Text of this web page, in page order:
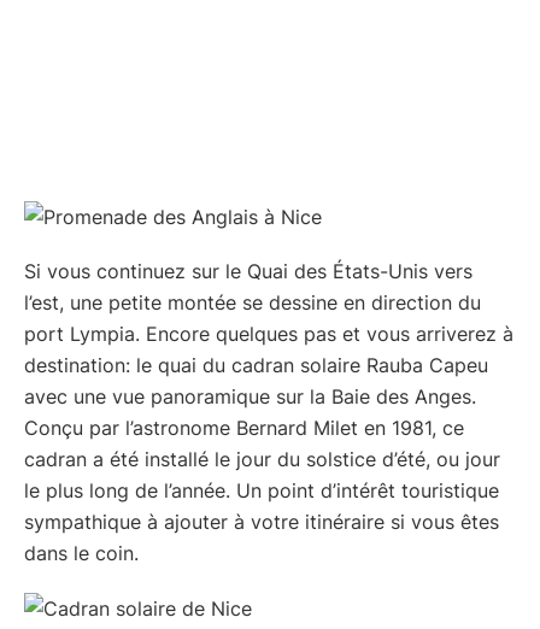
Si vous continuez sur le Quai des États-Unis vers
l’est, une petite montée se dessine en direction du
port Lympia. Encore quelques pas et vous arriverez à
destination: le quai du cadran solaire Rauba Capeu
avec une vue panoramique sur la Baie des Anges.
Conçu par l’astronome Bernard Milet en 1981, ce
cadran a été installé le jour du solstice d’été, ou jour
le plus long de l’année. Un point d’intérêt touristique
sympathique à ajouter à votre itinéraire si vous êtes
dans le coin.